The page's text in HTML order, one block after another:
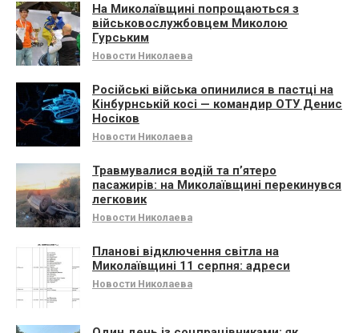
На Миколаївщині попрощаються з
військовослужбовцем Миколою
Гурським
Новости Николаева
Російські війська опинилися в пастці на
Кінбурнській косі — командир ОТУ Денис
Носіков
Новости Николаева
Травмувалися водій та п’ятеро
пасажирів: на Миколаївщині перекинувся
легковик
Новости Николаева
Планові відключення світла на
Миколаївщині 11 серпня: адреси
Новости Николаева